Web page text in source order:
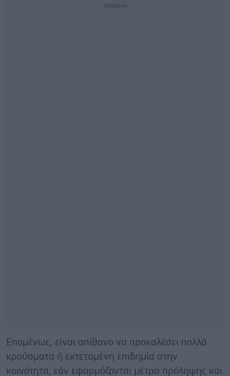
Επομένως, είναι απίθανο να προκαλέσει πολλά
κρούσματα ή εκτεταμένη επιδημία στην
κοινότητα, εάν εφαρμόζονται μέτρα πρόληψης και